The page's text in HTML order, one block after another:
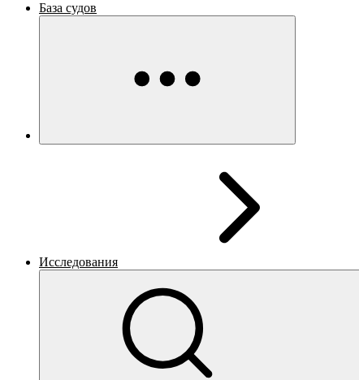
База судов
Исследования